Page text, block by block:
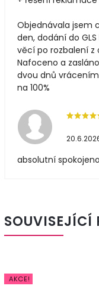
Objednávala jsem
den, dodání do
věcí po rozbalení z
Nafoceno a
dvou dnů
na 100%
absolutní
SOUVISEJÍCÍ
AKCE!